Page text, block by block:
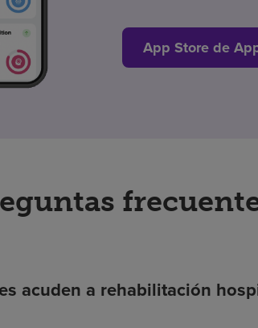
App Store de
acuden a rehabilitación